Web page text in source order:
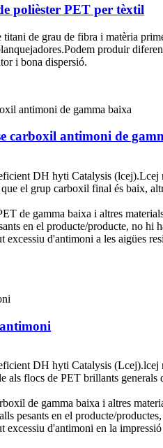
polièster PET per tèxtil
de grau de fibra i matèria
produir
i bona dispersió.
carboxil antimoni de
DH hyti Catalysis (lcej).Lcej
el grup carboxil final és baix,
de gamma baixa i altres
en el producte/producte, no hi
excessiu d'antimoni a les aigües
DH hyti Catalysis (Lcej).lcej
als flocs de PET brillants
de gamma baixa i altres
pesants en el producte/
excessiu d'antimoni en la